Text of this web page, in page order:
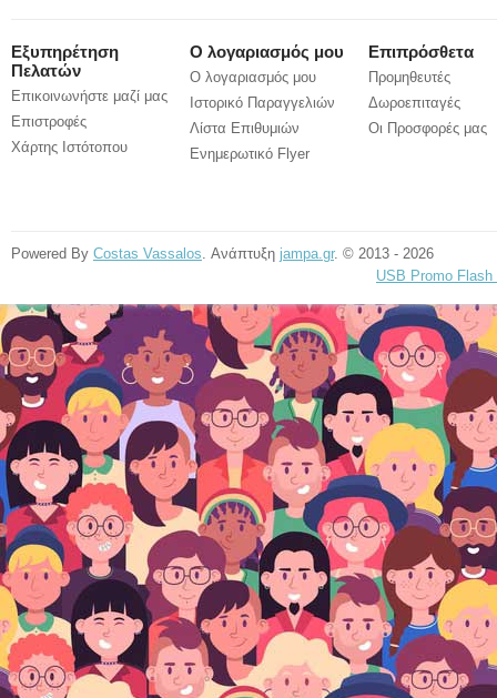
Εξυπηρέτηση
Πελατών
Επικοινωνήστε μαζί μας
Επιστροφές
Χάρτης Ιστότοπου
Ο λογαριασμός μου
Ο λογαριασμός μου
Ιστορικό Παραγγελιών
Λίστα Επιθυμιών
Ενημερωτικό Flyer
Επιπρόσθετα
Προμηθευτές
Δωροεπιταγές
Οι Προσφορές μας
Powered By Costas Vassalos. Ανάπτυξη jampa.gr. © 2013 - 2026
USB Promo Flash